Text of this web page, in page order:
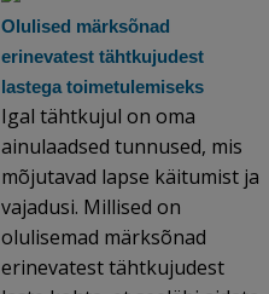
Olulised märksõnad
erinevatest tähtkujudest
lastega toimetulemiseks
Igal tähtkujul on oma
ainulaadsed tunnused, mis
mõjutavad lapse käitumist ja
vajadusi. Millised on
olulisemad märksõnad
erinevatest tähtkujudest